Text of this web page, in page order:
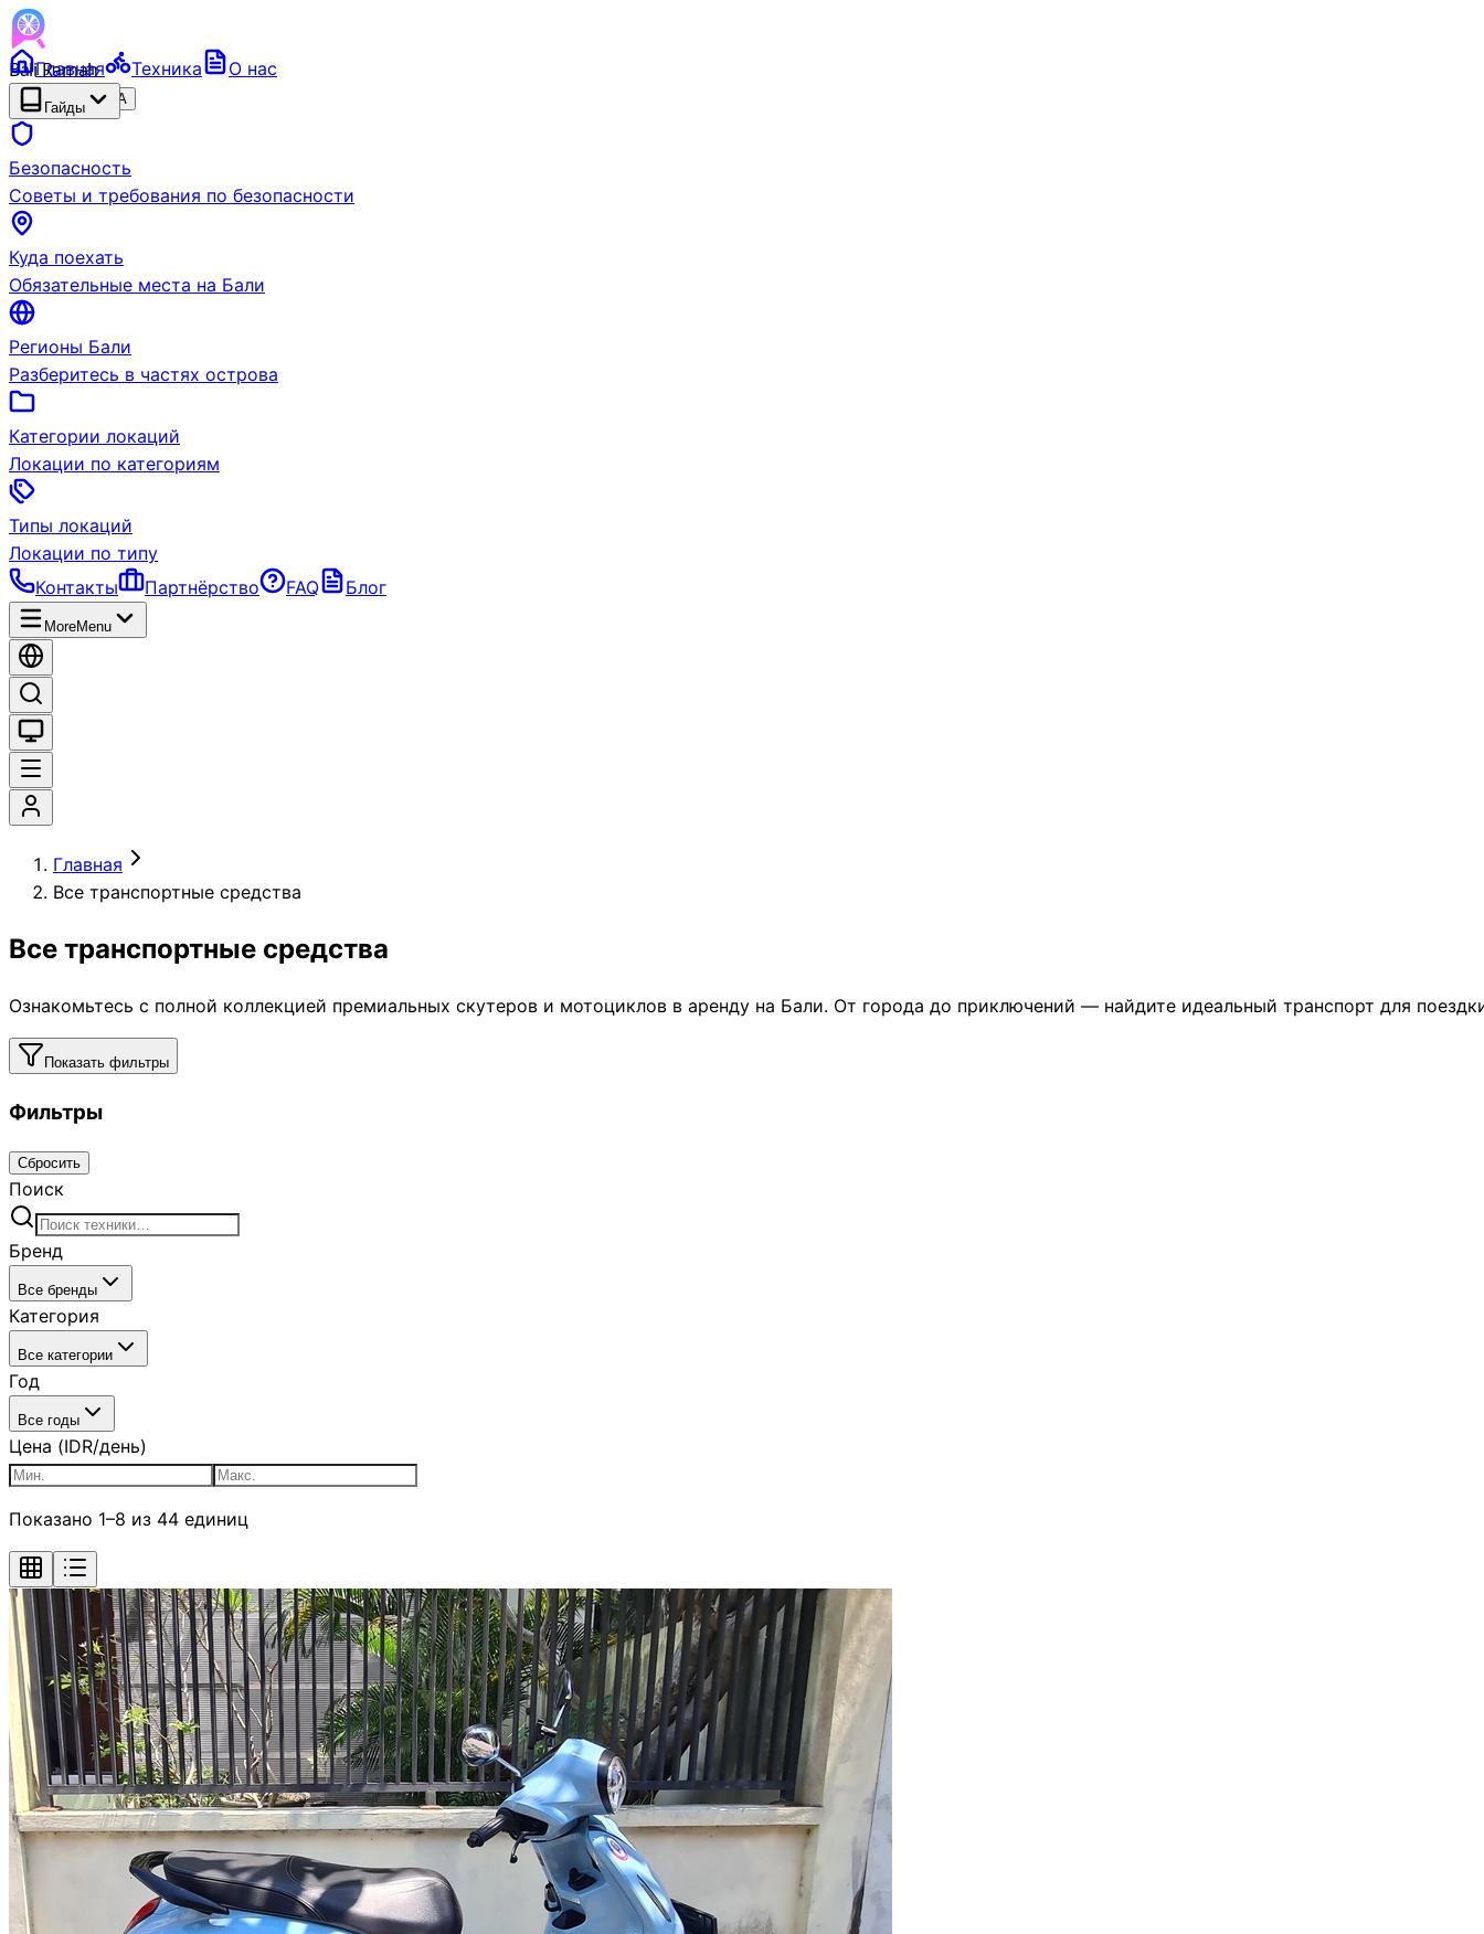
Bali Ramah
RENTAL БЕТА
Главная Техника О нас
Гайды
Безопасность
Советы и требования по безопасности
Куда поехать
Обязательные места на Бали
Регионы Бали
Разберитесь в частях острова
Категории локаций
Локации по категориям
Типы локаций
Локации по типу
Контакты
Партнёрство FAQ Блог
MoreMenu
Главная
Все транспортные средства
Все транспортные средства
Ознакомьтесь с полной коллекцией премиальных скутеров и мотоциклов в аренду на Бали. От города до приключений — найдите идеальный транспорт для
Показать фильтры
Фильтры
Сбросить
Поиск
Бренд
Все бренды
Категория
Все категории
Год
Все годы
Цена (IDR/день)
Показано 1–8 из 44 единиц